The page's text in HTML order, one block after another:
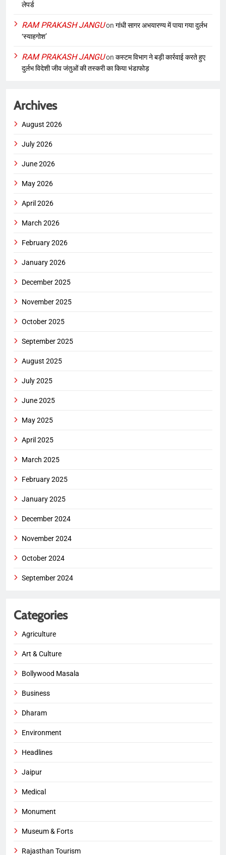
लेपर्ड
RAM PRAKASH JANGUon गांधी सागर अभयारण्य में पाया गया दुर्लभ
‘स्याहगोश’
RAM PRAKASH JANGUon कस्टम विभाग ने बड़ी कार्रवाई करते हुए
दुर्लभ विदेशी जीव जंतुओं की तस्करी का किया भंडाफोड़
Archives
August 2026
July 2026
June 2026
May 2026
April 2026
March 2026
February 2026
January 2026
December 2025
November 2025
October 2025
September 2025
August 2025
July 2025
June 2025
May 2025
April 2025
March 2025
February 2025
January 2025
December 2024
November 2024
October 2024
September 2024
Categories
Agriculture
Art & Culture
Bollywood Masala
Business
Dharam
Environment
Headlines
Jaipur
Medical
Monument
Museum & Forts
Rajasthan Tourism